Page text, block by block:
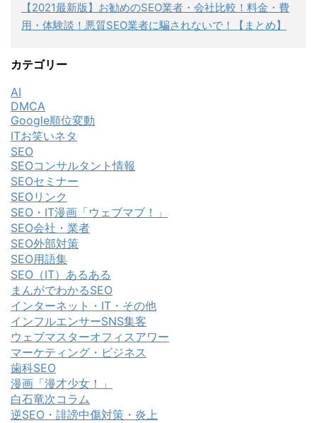
【2021最新版】お勧めのSEO業者・会社比較！料金・費
用・体験談！悪質SEO業者に騙されないで！【まとめ】
カテゴリー
AI
DMCA
Google順位変動
ITお笑いネタ
SEO
SEOコンサルタント情報
SEOセミナー
SEOリンク
SEO・IT漫画「ウェブマブ！」
SEO会社・業者
SEO外部対策
SEO用語集
SEO（IT）あるある
まんがでわかるSEO
インターネット・IT・その他
インフルエンサーSNS集客
ウェブマスターオフィスアワー
マーケティング・ビジネス
歯科SEO
漫画「漫才少女！」
白石竜次コラム
逆SEO・誹謗中傷対策・炎上